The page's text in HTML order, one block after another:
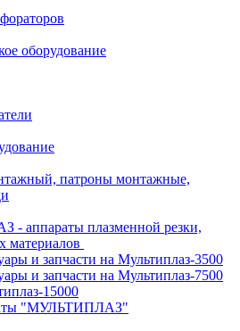
оборудование
патроны монтажные,
аппараты плазменной резки,
материалов
и запчасти на Мультиплаз-3500
и запчасти на Мультиплаз-7500
15000
"МУЛЬТИПЛАЗ"